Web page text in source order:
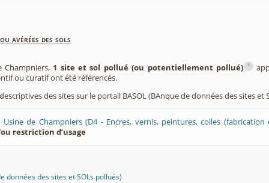
avérées des sols
Champniers, 1 site et sol pollué (ou potentiellement pollué) i
ou curatif ont été référencés.
des sites sur le portail BASOL (BAnque de données des sites et
de Champniers (D4 - Encres, vernis, peintures, colles (fabrication
restriction d’usage
données des sites et SOLs pollués)